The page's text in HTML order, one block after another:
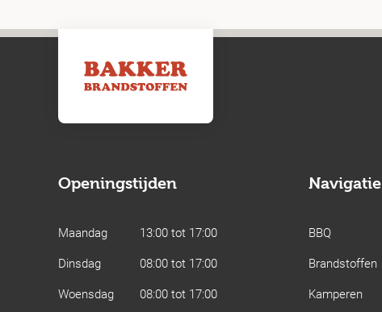
Openingstijden
Maandag
13:00 tot 17:00
Dinsdag
08:00 tot 17:00
Woensdag
08:00 tot 17:00
Navigatie
BBQ
Brandstoffen
Kamperen